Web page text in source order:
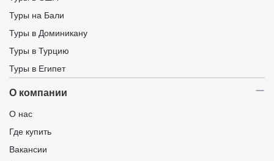
Туры на Бали
Туры в Доминикану
Туры в Турцию
Туры в Египет
О компании
О нас
Где купить
Вакансии